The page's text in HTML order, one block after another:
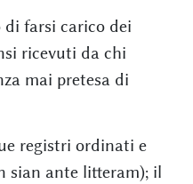
farsi carico dei
ricevuti da chi
mai pretesa di
registri ordinati e
sian ante litteram); il